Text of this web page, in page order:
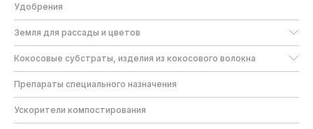
Удобрения
Земля для рассады и цветов
Кокосовые субстраты, изделия из кокосового волокна
Препараты специального назначения
Ускорители компостирования